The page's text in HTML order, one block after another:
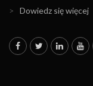
>
Dowiedz się więcej